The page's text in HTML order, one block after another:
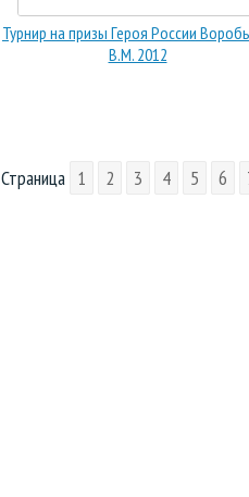
Турнир на призы Героя России
В.М. 2012
Страница 1 2 3 4 5 6